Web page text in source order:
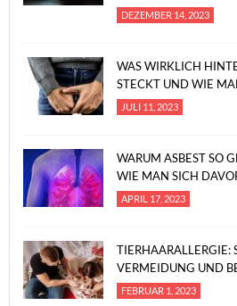
DEZEMBER 14, 2023
WAS WIRKLICH
STECKT UND WIE
JULI 11, 2023
WARUM ASBEST SO
WIE MAN SICH
APRIL 17, 2023
TIERHAARALLERGIE:
VERMEIDUNG UND
FEBRUAR 1, 2023